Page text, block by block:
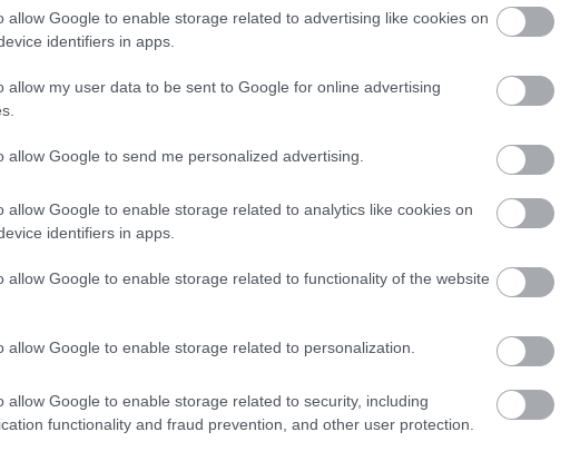
allow Google to enable storage related to advertising like cookies on
identifiers in apps.
allow my user data to be sent to Google for online advertising
allow Google to send me personalized advertising.
allow Google to enable storage related to analytics like cookies on
identifiers in apps.
allow Google to enable storage related to functionality of the website
allow Google to enable storage related to personalization.
allow Google to enable storage related to security, including
functionality and fraud prevention, and other user protection.
nok til å levere en maktoppvisning på oppløpet, og
har drømt om i over ti år. Synet av sjefen i mål gir Rolid
Jeg vet hvor mye denne seieren betyr for han. Det er utrolig
på prøvekontrakt i forkant av sesongen.
overraskende hardt
i laget.
Dette var det viktigste løpet for oss i år og jeg gjør jobben,